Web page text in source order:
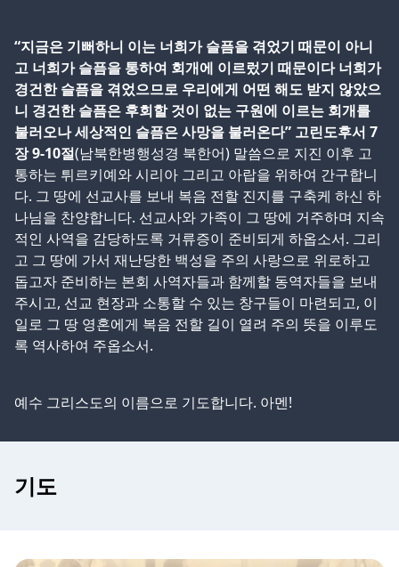
“지금은 기뻐하니 이는 너희가 슬픔을 겪었기 때문이 아니
고 너희가 슬픔을 통하여 회개에 이르렀기 때문이다 너희가
경건한 슬픔을 겪었으므로 우리에게 어떤 해도 받지 않았으
니 경건한 슬픔은 후회할 것이 없는 구원에 이르는 회개를
불러오나 세상적인 슬픔은 사망을 불러온다” 고린도후서 7
장 9-10절(남북한병행성경 북한어) 말씀으로 지진 이후 고
통하는 튀르키예와 시리아 그리고 아랍을 위하여 간구합니
다. 그 땅에 선교사를 보내 복음 전할 진지를 구축케 하신 하
나님을 찬양합니다. 선교사와 가족이 그 땅에 거주하며 지속
적인 사역을 감당하도록 거류증이 준비되게 하옵소서. 그리
고 그 땅에 가서 재난당한 백성을 주의 사랑으로 위로하고
돕고자 준비하는 본회 사역자들과 함께할 동역자들을 보내
주시고, 선교 현장과 소통할 수 있는 창구들이 마련되고, 이
일로 그 땅 영혼에게 복음 전할 길이 열려 주의 뜻을 이루도
록 역사하여 주옵소서.
예수 그리스도의 이름으로 기도합니다. 아멘!
기도